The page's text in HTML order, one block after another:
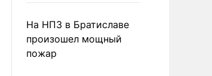
На НПЗ в Братиславе
произошел мощный
пожар